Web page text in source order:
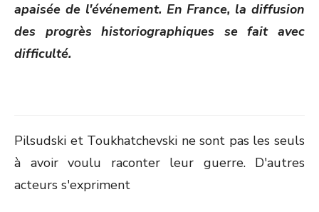
apaisée de l'événement. En France, la diffusion
des progrès historiographiques se fait avec
difficulté.
Pilsudski et Toukhatchevski ne sont pas les seuls
à avoir voulu raconter leur guerre. D'autres
acteurs s'expriment